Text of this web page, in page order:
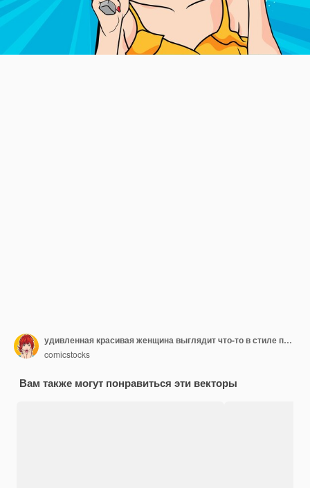
удивленная красивая женщина выглядит что-то в стиле поп-арт комиксов
comicstocks
Вам также могут понравиться эти векторы